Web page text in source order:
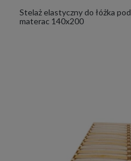
Stelaż elastyczny do łóżka pod
materac 140x200